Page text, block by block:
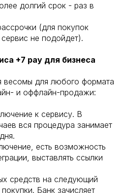
долгий срок - раз в
(для покупок
не подойдет).
+7 pay для бизнеса
весомы для любого формата
и оффлайн-продажи:
к сервису. В
вся процедура занимает
есть возможность
выставлять ссылки
средств на следующий
Банк зачисляет